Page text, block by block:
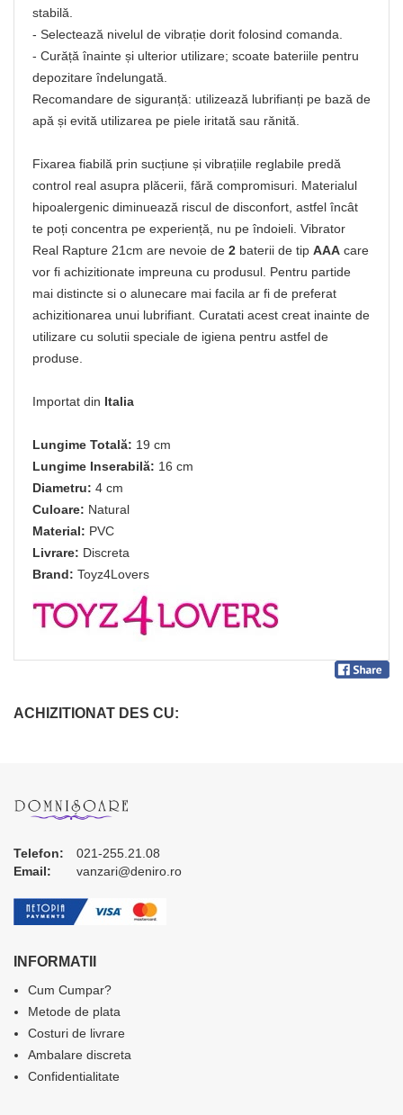
stabilă.
- Selectează nivelul de vibrație dorit folosind comanda.
- Curăță înainte și ulterior utilizare; scoate bateriile pentru
depozitare îndelungată.
Recomandare de siguranță: utilizează lubrifianți pe bază de
apă și evită utilizarea pe piele iritată sau rănită.
Fixarea fiabilă prin sucțiune și vibrațiile reglabile predă
control real asupra plăcerii, fără compromisuri. Materialul
hipoalergenic diminuează riscul de disconfort, astfel încât
te poți concentra pe experiență, nu pe îndoieli. Vibrator
Real Rapture 21cm are nevoie de 2 baterii de tip AAA care
vor fi achizitionate impreuna cu produsul. Pentru partide
mai distincte si o alunecare mai facila ar fi de preferat
achizitionarea unui lubrifiant. Curatati acest creat inainte de
utilizare cu solutii speciale de igiena pentru astfel de
produse.
Importat din Italia
Lungime Totală: 19 cm
Lungime Inserabilă: 16 cm
Diametru: 4 cm
Culoare: Natural
Material: PVC
Livrare: Discreta
Brand: Toyz4Lovers
ACHIZITIONAT DES CU:
Telefon:
021-255.21.08
Email:
vanzari@deniro.ro
INFORMATII
Cum Cumpar?
Metode de plata
Costuri de livrare
Ambalare discreta
Confidentialitate